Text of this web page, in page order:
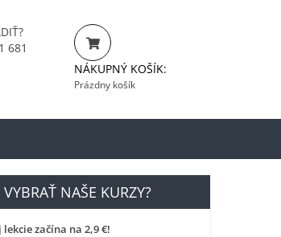
681
NÁKUPNÝ KOŠÍK:
Prázdny košík
VYBRAŤ NAŠE KURZY?
lekcie začína na 2,9 €!